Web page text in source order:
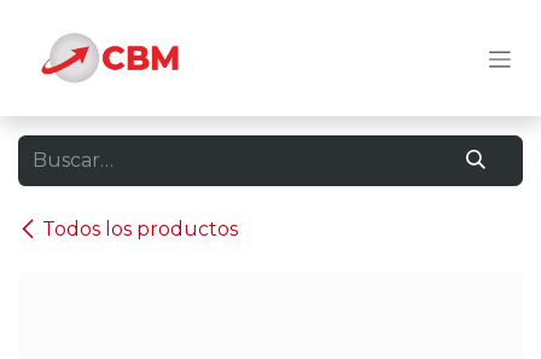
Todos los productos